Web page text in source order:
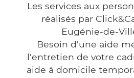
Les services aux
réalisés par
Eugénie-de-
Besoin d'une aide
l'entretien de votre
aide à domicile